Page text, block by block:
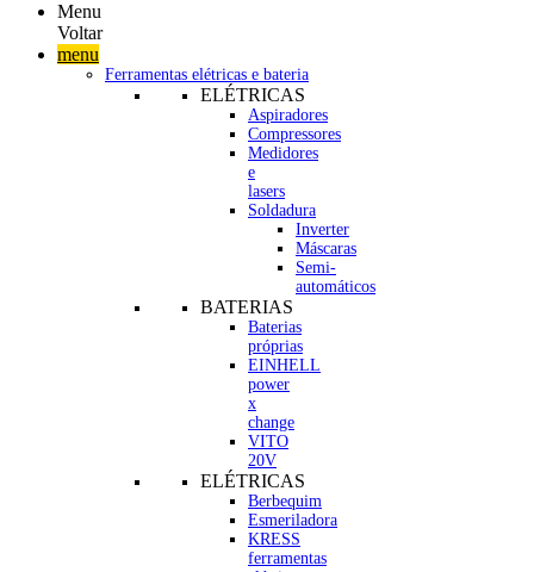
Menu
Voltar
menu
Ferramentas elétricas e bateria
ELÉTRICAS
Aspiradores
Compressores
Medidores
e
lasers
Soldadura
Inverter
Máscaras
Semi-
automáticos
BATERIAS
Baterias
próprias
EINHELL
power
x
change
VITO
20V
ELÉTRICAS
Berbequim
Esmeriladora
KRESS
ferramentas